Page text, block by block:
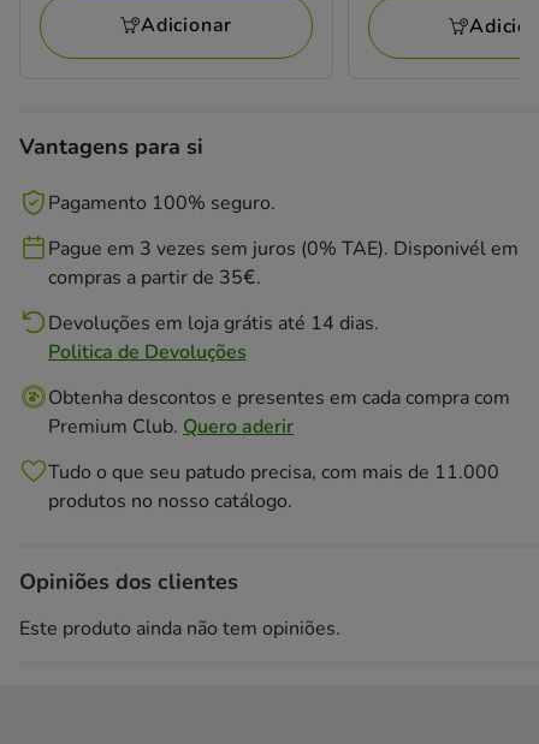
Adicionar
Vantagens para si
Pagamento 100% seguro.
Pague em 3 vezes sem juros (0% TAE). Disponivél em
compras a partir de 35€.
Devoluções em loja grátis até 14 dias.
Politica de Devoluções
Obtenha descontos e presentes em cada compra com
Premium Club. Quero aderir
Tudo o que seu patudo precisa, com mais de 11.000
produtos no nosso catálogo.
Opiniões dos clientes
Este produto ainda não tem opiniões.